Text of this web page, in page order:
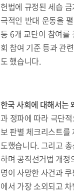
헌법에 규정된 세습
극적인 반대 운동을
등 6개 교단이 참여를
회 참여 기준 등과 관
도 했습니다.
한국 사회에 대해서는
과 정파에 따라 극단
보 판별 체크리스트
도했습니다. 그리고
하며 공직선거법 개
명이 사망한 사건과
에서 가장 소외되고